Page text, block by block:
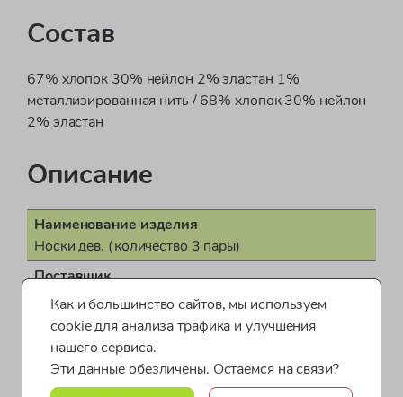
Состав
67% хлопок 30% нейлон 2% эластан 1%
металлизированная нить / 68% хлопок 30% нейлон
2% эластан
Описание
Наименование изделия
Носки дев. (количество 3 пары)
Поставщик
ООО "Бонд стрит"
Пол
для девочки
Страна производства
Показать все характеристики
Как и большинство сайтов, мы используем
cookie для анализа трафика и улучшения
нашего сервиса.
Эти данные обезличены. Остаемся на связи?